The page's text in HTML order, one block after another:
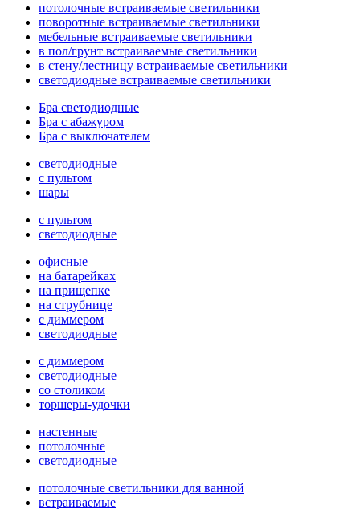
потолочные встраиваемые светильники
поворотные встраиваемые светильники
мебельные встраиваемые светильники
в пол/грунт встраиваемые светильники
в стену/лестницу встраиваемые светильники
светодиодные встраиваемые светильники
Бра светодиодные
Бра с абажуром
Бра с выключателем
светодиодные
с пультом
шары
с пультом
светодиодные
офисные
на батарейках
на прищепке
на струбнице
с диммером
светодиодные
с диммером
светодиодные
со столиком
торшеры-удочки
настенные
потолочные
светодиодные
потолочные светильники для ванной
встраиваемые